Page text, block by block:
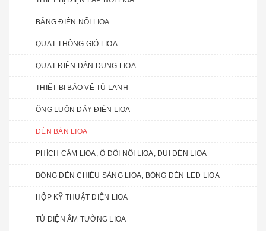
BẢNG ĐIỆN NỔI LIOA
QUẠT THÔNG GIÓ LIOA
QUẠT ĐIỆN DÂN DỤNG LIOA
THIẾT BỊ BẢO VỆ TỦ LẠNH
ỐNG LUỒN DÂY ĐIỆN LIOA
ĐÈN BÀN LIOA
PHÍCH CẮM LIOA, Ổ ĐỔI NỐI LIOA, ĐUI ĐÈN LIOA
BÓNG ĐÈN CHIẾU SÁNG LIOA, BÓNG ĐÈN LED LIOA
HỘP KỸ THUẬT ĐIỆN LIOA
TỦ ĐIỆN ÂM TƯỜNG LIOA